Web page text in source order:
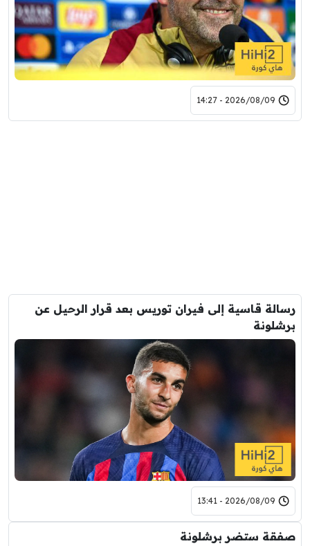
2026/08/09 - 14:27
رسالة قاسية إلى فيران توريس بعد قرار الرحيل عن
برشلونة
2026/08/09 - 13:41
صفقة ستضر برشلونة